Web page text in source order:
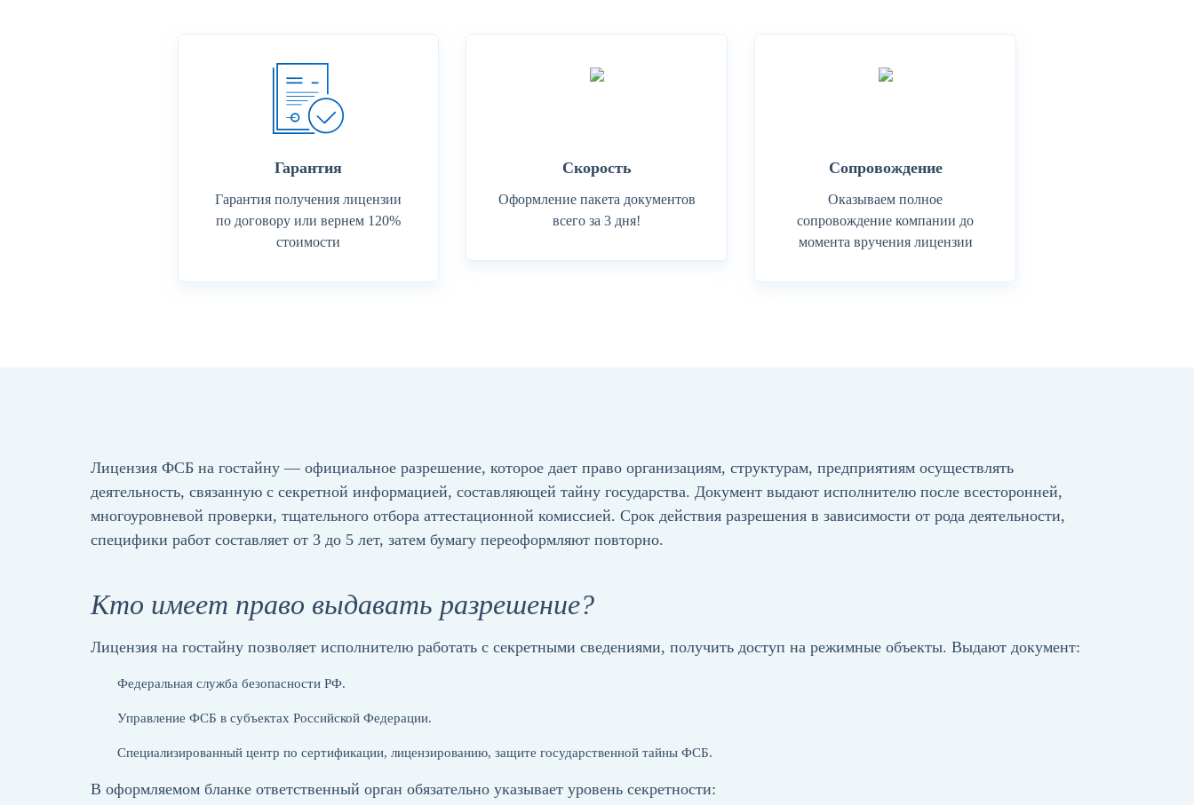
Гарантия
Гарантия получения лицензии
по договору или вернем 120%
стоимости
Скорость
Оформление пакета документов
всего за 3 дня!
Сопровождение
Оказываем полное
сопровождение компании до
момента вручения лицензии
Лицензия ФСБ на гостайну — официальное разрешение, которое дает право организациям, структурам, предприятиям осуществлять
деятельность, связанную с секретной информацией, составляющей тайну государства. Документ выдают исполнителю после всесторонней,
многоуровневой проверки, тщательного отбора аттестационной комиссией. Срок действия разрешения в зависимости от рода деятельности,
специфики работ составляет от 3 до 5 лет, затем бумагу переоформляют повторно.
Кто имеет право выдавать разрешение?
Лицензия на гостайну позволяет исполнителю работать с секретными сведениями, получить доступ на режимные объекты. Выдают документ:
Федеральная служба безопасности РФ.
Управление ФСБ в субъектах Российской Федерации.
Специализированный центр по сертификации, лицензированию, защите государственной тайны ФСБ.
В оформляемом бланке ответственный орган обязательно указывает уровень секретности: